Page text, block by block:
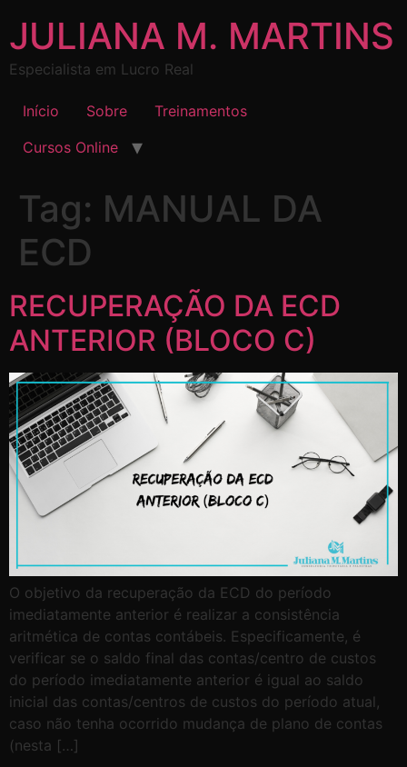
JULIANA M. MARTINS
Especialista em Lucro Real
Início Sobre
Treinamentos
Cursos Online
Tag: MANUAL DA
ECD
RECUPERAÇÃO DA ECD
ANTERIOR (BLOCO C)
O objetivo da recuperação da ECD do período
imediatamente anterior é realizar a consistência
aritmética de contas contábeis. Especificamente, é
verificar se o saldo final das contas/centro de custos
do período imediatamente anterior é igual ao saldo
inicial das contas/centros de custos do período atual,
caso não tenha ocorrido mudança de plano de contas
(nesta […]